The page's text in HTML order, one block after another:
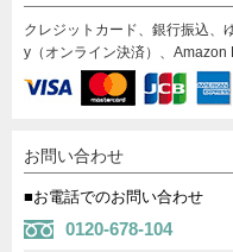
クレジットカード、銀行振込、
y（オンライン決済）、Amazon
お問い合わせ
■お電話でのお問い合わせ
0120-678-104